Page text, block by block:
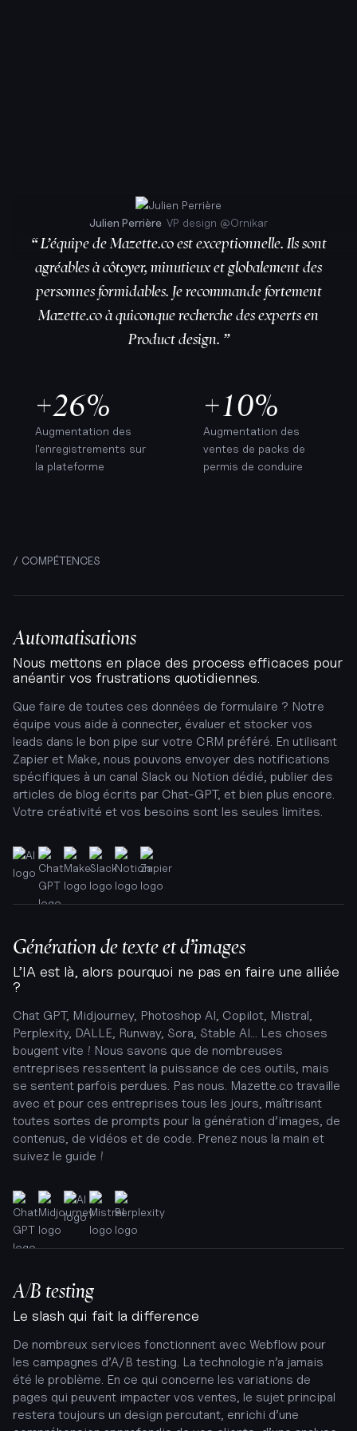
Julien Perrière VP design @Ornikar
“ L’équipe de Mazette.co est exceptionnelle. Ils sont
agréables à côtoyer, minutieux et globalement des
personnes formidables. Je recommande fortement
Mazette.co à quiconque recherche des experts en
Product design. ”
+26%
Augmentation des
l'enregistrements sur
la plateforme
+10%
Augmentation des
ventes de packs de
permis de conduire
/ COMPÉTENCES
Automatisations
Nous mettons en place des process efficaces pour
anéantir vos frustrations quotidiennes.
Que faire de toutes ces données de formulaire ? Notre
équipe vous aide à connecter, évaluer et stocker vos
leads dans le bon pipe sur votre CRM préféré. En utilisant
Zapier et Make , nous pouvons envoyer des notifications
spécifiques à un canal Slack ou Notion dédié, publier des
articles de blog écrits par Chat-GPT, et bien plus encore.
Votre créativité et vos besoins sont les seules limites.
Génération de texte et d’images
L’IA est là, alors pourquoi ne pas en faire une alliée
?
Chat GPT, Midjourney, Photoshop AI, Copilot, Mistral,
Perplexity, DALLE, Runway, Sora, Stable AI … Les choses
bougent vite ! Nous savons que de nombreuses
entreprises ressentent la puissance de ces outils, mais
se sentent parfois perdues. Pas nous. Mazette.co travaille
avec et pour ces entreprises tous les jours, maîtrisant
toutes sortes de prompts pour la génération d’images, de
contenus, de vidéos et de code. Prenez nous la main et
suivez le guide !
A/B testing
Le slash qui fait la difference
De nombreux services fonctionnent avec Webflow pour
les campagnes d’A/B testing. La technologie n’a jamais
été le problème. En ce qui concerne les variations de
pages qui peuvent impacter vos ventes, le sujet principal
restera toujours un design percutant, enrichi d’une